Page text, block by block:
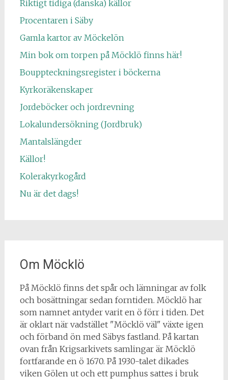
Riktigt tidiga (danska) källor
Procentaren i Säby
Gamla kartor av Möckelön
Min bok om torpen på Möcklö finns här!
Bouppteckningsregister i böckerna
Kyrkoräkenskaper
Jordeböcker och jordrevning
Lokalundersökning (Jordbruk)
Mantalslängder
Källor!
Kolerakyrkogård
Nu är det dags!
Om Möcklö
På Möcklö finns det spår och lämningar av folk
och bosättningar sedan forntiden. Möcklö har
som namnet antyder varit en ö förr i tiden. Det
är oklart när vadstället "Möcklö väl" växte igen
och förband ön med Säbys fastland. På kartan
ovan från Krigsarkivets samlingar är Möcklö
fortfarande en ö 1670. På 1930-talet dikades
viken Gölen ut och ett pumphus sattes i bruk